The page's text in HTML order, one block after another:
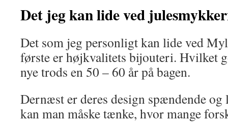
Det jeg kan lide ved
Det som jeg personligt kan lide ved
første er højkvalitets bijouteri. Hvilket
nye trods en 50 – 60 år på bagen.
Dernæst er deres design spændende og
kan man måske tænke, hvor mange